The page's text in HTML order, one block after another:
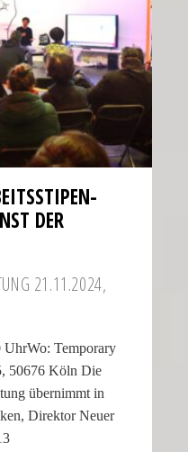
DER
21.11.2024,
UhrWo: Temporary
50676 Köln Die
übernimmt in
Direktor Neuer